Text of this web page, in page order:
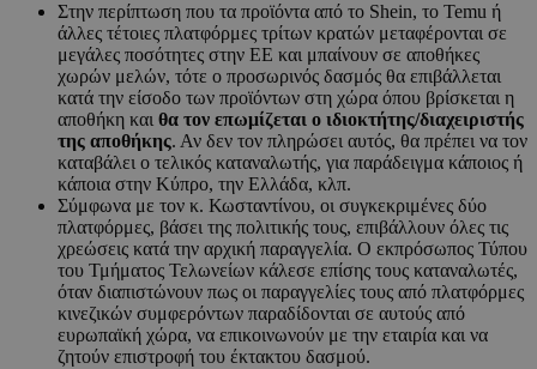
Στην περίπτωση που τα προϊόντα από το Shein, το Temu ή
άλλες τέτοιες πλατφόρμες τρίτων κρατών μεταφέρονται σε
μεγάλες ποσότητες στην ΕΕ και μπαίνουν σε αποθήκες
χωρών μελών, τότε ο προσωρινός δασμός θα επιβάλλεται
κατά την είσοδο των προϊόντων στη χώρα όπου βρίσκεται η
αποθήκη και θα τον επωμίζεται ο ιδιοκτήτης/διαχειριστής
της αποθήκης. Αν δεν τον πληρώσει αυτός, θα πρέπει να τον
καταβάλει ο τελικός καταναλωτής, για παράδειγμα κάποιος ή
κάποια στην Κύπρο, την Ελλάδα, κλπ.
Σύμφωνα με τον κ. Κωσταντίνου, οι συγκεκριμένες δύο
πλατφόρμες, βάσει της πολιτικής τους, επιβάλλουν όλες τις
χρεώσεις κατά την αρχική παραγγελία. Ο εκπρόσωπος Τύπου
του Τμήματος Τελωνείων κάλεσε επίσης τους καταναλωτές,
όταν διαπιστώνουν πως οι παραγγελίες τους από πλατφόρμες
κινεζικών συμφερόντων παραδίδονται σε αυτούς από
ευρωπαϊκή χώρα, να επικοινωνούν με την εταιρία και να
ζητούν επιστροφή του έκτακτου δασμού.